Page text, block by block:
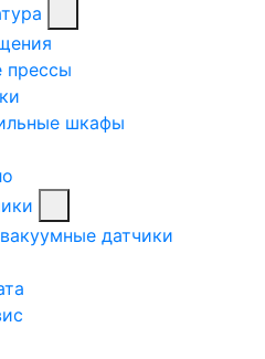
прессы
шкафы
датчики